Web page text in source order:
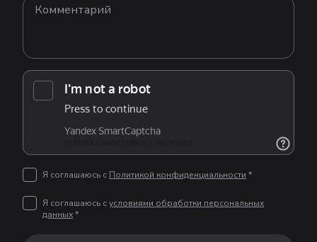
Я соглашаюсь с Политикой конфиденциальности *
Я соглашаюсь сусловиями обработки персональных
данных*